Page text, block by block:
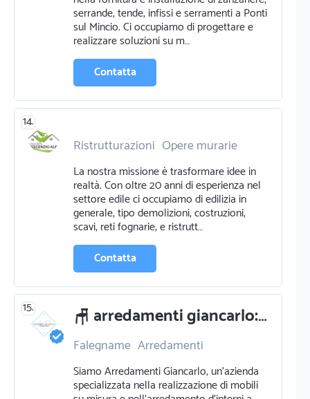
serrande, tende, infissi e serramenti a Ponti
sul Mincio. Ci occupiamo di progettare e
realizzare soluzioni su m…
Contatta
14.
Ristrutturazioni Opere murarie
La nostra missione è trasformare idee in
realtà. Con oltre 20 anni di esperienza nel
settore edile ci occupiamo di edilizia in
generale, tipo demolizioni, costruzioni,
scavi, reti fognarie, e ristrutt…
Contatta
15. 🪑 arredamenti giancarlo: esperti in falegnameria e arredamenti 🏡
Falegname Arredamenti
Siamo Arredamenti Giancarlo, un'azienda
specializzata nella realizzazione di mobili